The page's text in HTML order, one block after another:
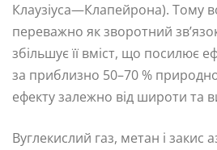
Клаузіуса—Клапейрона). Тому
переважно як зворотний
збільшує її вміст, що посилює
за приблизно 50–70 %
ефекту залежно від широти та
Вуглекислий газ, метан і закис